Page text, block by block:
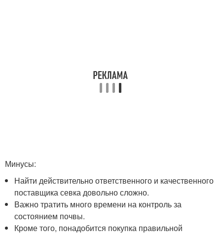
Минусы:
Найти действительно ответственного и качественного
поставщика севка довольно сложно.
Важно тратить много времени на контроль за
состоянием почвы.
Кроме того, понадобится покупка правильной